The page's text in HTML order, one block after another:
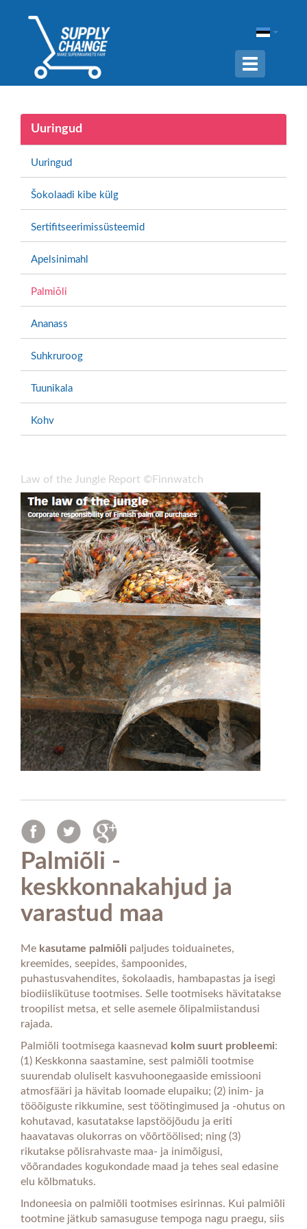
Navigation
ein-/
Uuringud
Uuringud
Šokolaadi kibe külg
Sertifitseerimissüsteemid
Apelsinimahl
Palmiõli
Ananass
Suhkruroog
Tuunikala
Kohv
Law of the Jungle Report ©Finnwatch
Palmiõli -
keskkonnakahjud ja
varastud maa
Me kasutame palmiõli paljudes toiduainetes,
kreemides, seepides, šampoonides,
puhastusvahendites, šokolaadis, hambapastas ja isegi
biodiislikütuse tootmises. Selle tootmiseks hävitatakse
troopilist metsa, et selle asemele õlipalmiistandusi
rajada.
Palmiõli tootmisega kaasnevad kolm suurt probleemi:
(1) Keskkonna saastamine, sest palmiõli tootmise
suurendab oluliselt kasvuhoonegaaside emissiooni
atmosfääri ja hävitab loomade elupaiku; (2) inim- ja
tööõiguste rikkumine, sest töötingimused ja -ohutus on
kohutavad, kasutatakse lapstööjõudu ja eriti
haavatavas olukorras on võõrtöölised; ning (3)
rikutakse põlisrahvaste maa- ja inimõigusi,
võõrandades kogukondade maad ja tehes seal edasine
elu kõlbmatuks.
Indoneesia on palmiõli tootmises esirinnas. Kui palmiõli
tootmine jätkub samasuguse tempoga nagu praegu, siis